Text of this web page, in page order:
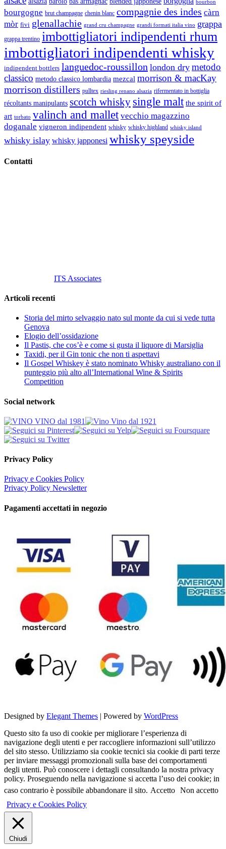
bourbon
bourgogne brut champagne chenin blanc compagnie des indes càrn
mòr fivi glenallachie grand cru champagne grandi formati italia vino grappa
grappa trentino imbottigliatori indipendenti rhum
imbottigliatori indipendenti whisky
indipendent bottlers languedoc-roussillon london dry metodo
classico metodo classico lombardia mezcal morrison & macKay
morrison distillers pulltex riesling renano alsazia rifermentato in bottiglia
récoltants manipulants scotch whisky single malt the spirit of
art torbato valinch and mallet vecchio magazzino
doganale vigneron indipendent whisky whisky highland whisky island
whisky islay whisky japponesi whisky speyside
Contatti
ITS Associates
Articoli recenti
Storia del mirto selvaggio nato sul monte da cui si vede tutta
Genova
Elogio dell’ossidazione
Il Pastis, che cos’è e come si gusta il liquore di Marsiglia
Taxidi, per il Gin tonic che non ti aspettavi
Il Gospel Whiskey è stato nominato Whisky australiano con il
punteggio più alto all’International Wine & Spirits
Competition
Social network
Privacy Policy
Privacy e Cookies Policy
Privacy Policy Newsletter
Pagamenti accettati in negozio
Designed by Elegant Themes | Powered by WordPress
Questo sito fa uso di cookie per migliorare l’esperienza di
navigazione degli utenti e per raccogliere informazioni sull’utilizzo
del sito stesso. Utilizziamo sia cookie tecnici sia cookie di parti terze
per inviare messaggi promozionali sulla base dei comportamenti
degli utenti. Può conoscere i dettagli consultando la nostra privacy
policy. Proseguendo nella navigazione si accetta l’uso dei cookie; in
caso contrario è possibile abbandonare il sito. Accetto Non accetto
Privacy e Cookies Policy
Chiudi